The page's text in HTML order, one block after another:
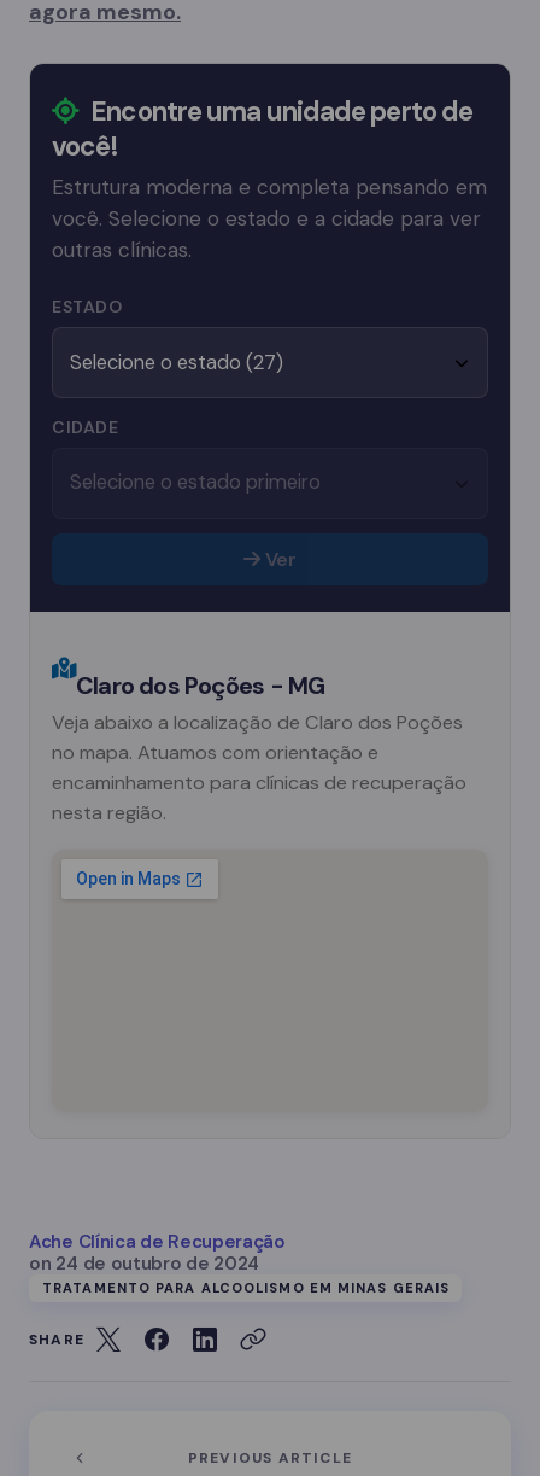
agora mesmo.
Encontre uma unidade perto de
você!
Estrutura moderna e completa pensando em
você. Selecione o estado e a cidade para ver
outras clínicas.
ESTADO
CIDADE
Ver
Claro dos Poções - MG
Veja abaixo a localização de Claro dos Poções
no mapa. Atuamos com orientação e
encaminhamento para clínicas de recuperação
nesta região.
Ache Clínica de Recuperação
on 24 de outubro de 2024
TRATAMENTO PARA ALCOOLISMO EM MINAS GERAIS
SHARE
PREVIOUS ARTICLE